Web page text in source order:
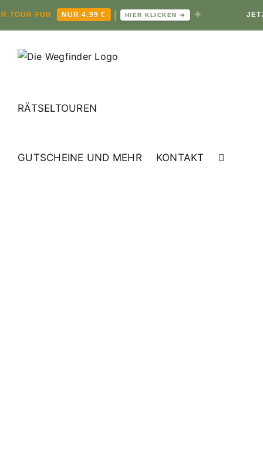
FÜR NUR 4,99 € | HIER KLICKEN ➔ ✦
Inhalt
RÄTSELTOUREN
GUTSCHEINE UND MEHR KONTAKT